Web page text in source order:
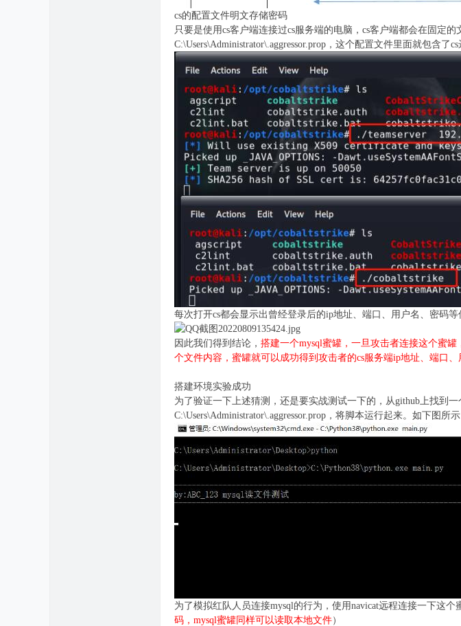
cs的配置文件明文存储密码
只要是使用cs客户端连接过cs服务端的电脑，cs客户端都会在固定
C:\Users\Administrator\.aggressor.prop，这个配置文件里面就包含
每次打开cs都会显示出曾经登录后的ip地址、端口、用户名、密码
因此我们得到结论， 搭建一个mysql蜜罐，一旦攻击者连接这个蜜罐
个文件内容，蜜罐就可以成功得到攻击者的cs服务端ip地址、端口
搭建环境实验成功
为了验证一下上述猜测，还是要实战测试一下的，从github上找到
C:\Users\Administrator\.aggressor.prop，将脚本运行起来。如下图所
为了模拟红队人员连接mysql的行为，使用navicat远程连接一下这个
码，mysql蜜罐同样可以读取本地文件）